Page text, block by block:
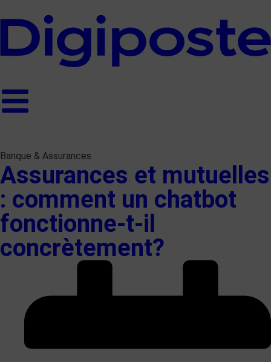
Banque & Assurances
Assurances et mutuelles
: comment un chatbot
fonctionne-t-il
concrètement?